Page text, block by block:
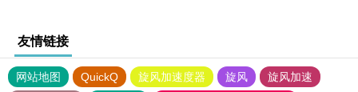
友情链接
网站地图 QuickQ 旋风加速度器 旋风 旋风加速